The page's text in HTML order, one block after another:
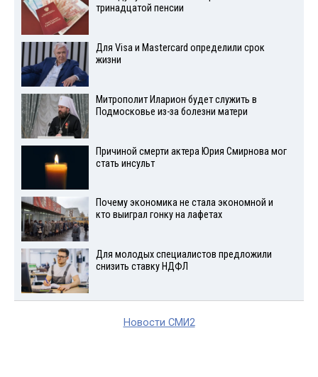
тринадцатой пенсии
Для Visа и Mastercard определили срок
жизни
Митрополит Иларион будет служить в
Подмосковье из-за болезни матери
Причиной смерти актера Юрия Смирнова мог
стать инсульт
Почему экономика не стала экономной и
кто выиграл гонку на лафетах
Для молодых специалистов предложили
снизить ставку НДФЛ
Новости СМИ2